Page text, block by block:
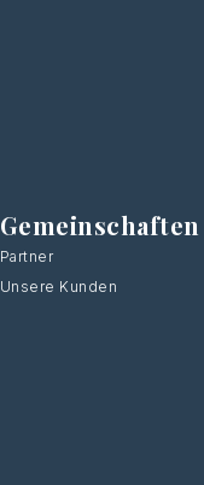
Gemeinschaften
Partner
Unsere Kunden